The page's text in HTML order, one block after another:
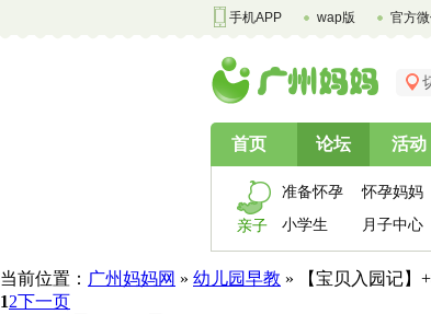
手机APP wap版 官方
首页 论坛 活动
亲子
准备怀孕 怀孕妈妈
小学生
月子中心
当前位置： 广州妈妈网 » 幼儿园早教 » 【宝贝入园记】
12下一页